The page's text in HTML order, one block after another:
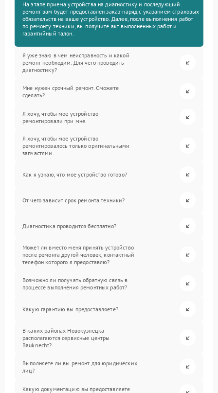
На этапе приема устройства на диагностику и последующий
ремонт вам будет предоставлен заказ-наряд с указанием страховых
обязательств на ваше устройство. Далее, после выполнения работ
по ремонту техники, вы получите акт выполненных работ и
гарантийный талон.
Я уже знаю в чем неисправность и какой
ремонт необходим. Для чего проводить
диагностику?
Мне нужен срочный ремонт. Сможете
сделать?
Я хочу, чтобы мое устройство
ремонтировали при мне.
Я хочу, чтобы мое устройство
ремонтировалось только оригинальными
запчастями.
Как я узнаю, что мое устройство готово?
От чего зависит срок ремонта техники?
Диагностика проводится бесплатно?
Может ли вместо меня принять устройство
после ремонта другой человек, контактный
телефон которого я предоставлю?
Возможно ли получать обратную связь в
процессе выполнения ремонтных работ?
Какую гарантию вы предоставляете?
В каких районах Новокузнецка
располагаются сервисные центры
Bauknecht?
Выполняете ли вы ремонт для юридических
лиц?
Какую документацию вы предоставляете